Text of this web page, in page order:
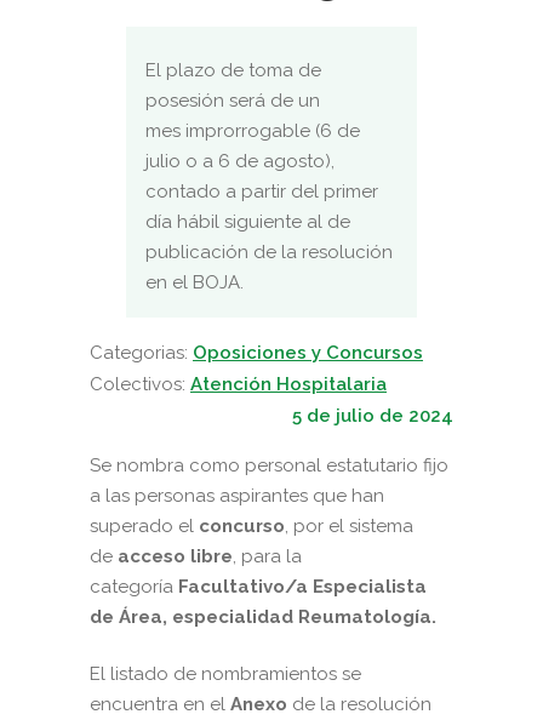
El plazo de toma de
posesión será de un
mes improrrogable (6 de
julio o a 6 de agosto),
contado a partir del primer
día hábil siguiente al de
publicación de la resolución
en el BOJA.
Categorias: Oposiciones y Concursos
Colectivos: Atención Hospitalaria
5 de julio de 2024
Se nombra como personal estatutario fijo
a las personas aspirantes que han
superado el concurso, por el sistema
de acceso libre, para la
categoría Facultativo/a Especialista
de Área, especialidad Reumatología.
El listado de nombramientos se
encuentra en el Anexo de la resolución